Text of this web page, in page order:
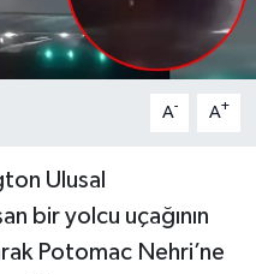
A- A+
Ulusal
bir yolcu uçağının
Potomac Nehri’ne